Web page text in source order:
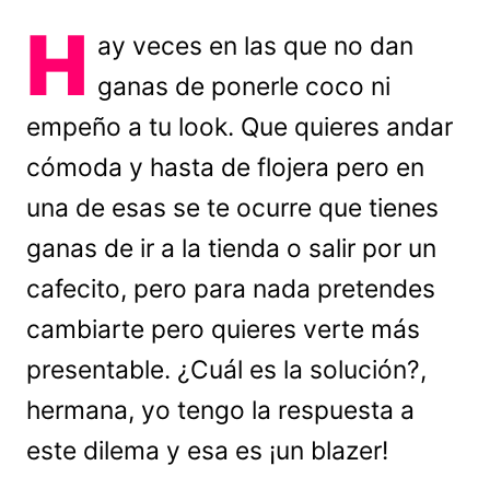
H ay veces en las que no dan
ganas de ponerle coco ni
empeño a tu look. Que quieres andar
cómoda y hasta de flojera pero en
una de esas se te ocurre que tienes
ganas de ir a la tienda o salir por un
cafecito, pero para nada pretendes
cambiarte pero quieres verte más
presentable. ¿Cuál es la solución?,
hermana, yo tengo la respuesta a
este dilema y esa es ¡un blazer!